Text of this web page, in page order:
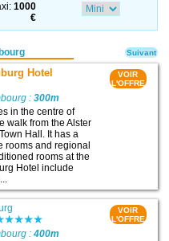
1000
€
Hotel
:300m
in the centre of
walk from the Alster
Hall. It has a
rooms and regional
rooms at the
Hotel include
VOIR
L'OFFRE
:400m
VOIR
L'OFFRE
Suivant